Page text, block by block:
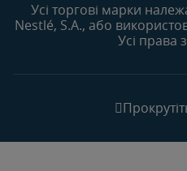
Усі торгові марки
Nestlé, S.A., або
Усі права